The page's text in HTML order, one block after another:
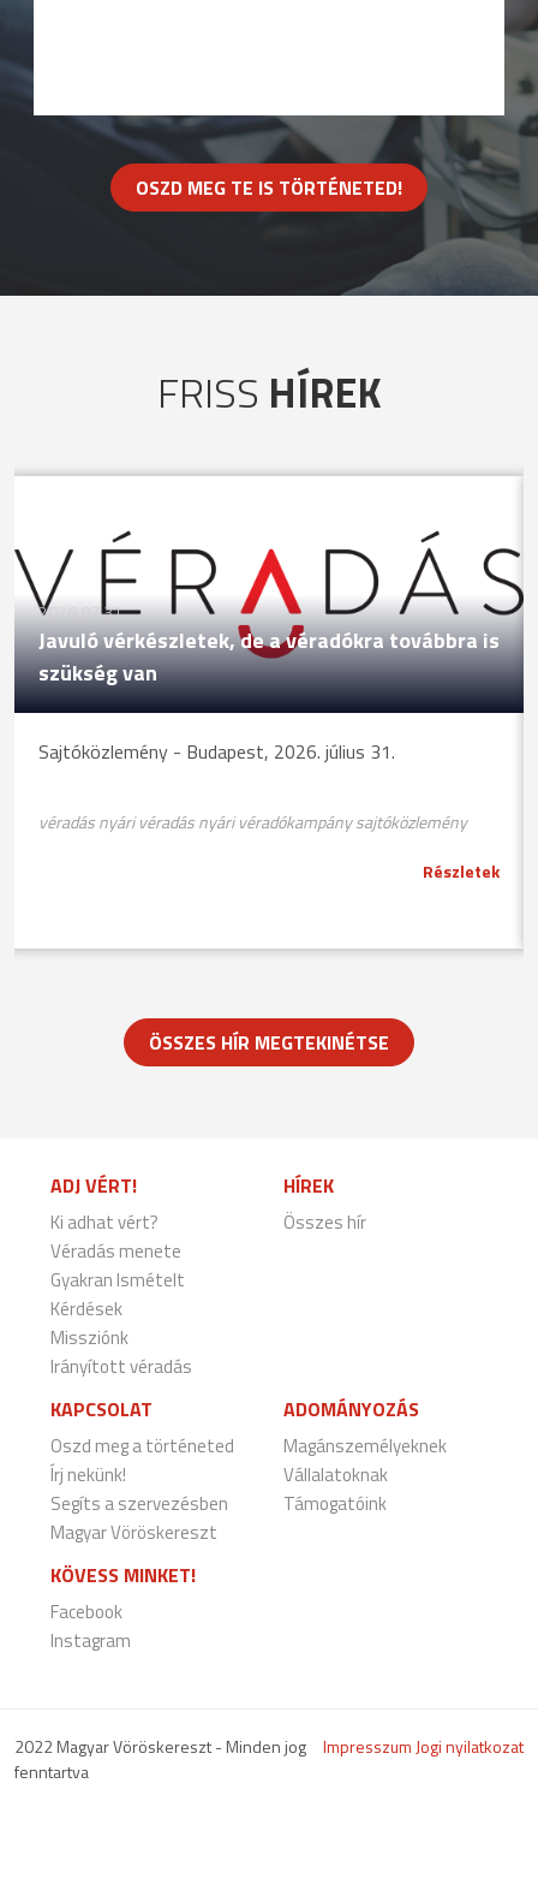
OSZD MEG TE IS TÖRTÉNETED!
FRISS HÍREK
2026.07.31
Javuló vérkészletek, de a véradókra továbbra is
szükség van
Sajtóközlemény - Budapest, 2026. július 31.
véradás nyári véradás nyári véradókampány sajtóközlemény
Részletek
ÖSSZES HÍR MEGTEKINÉTSE
ADJ VÉRT!
Ki adhat vért?
Véradás menete
Gyakran Ismételt
Kérdések
Missziónk
Irányított véradás
HÍREK
Összes hír
KAPCSOLAT
Oszd meg a történeted
Írj nekünk!
Segíts a szervezésben
Magyar Vöröskereszt
ADOMÁNYOZÁS
Magánszemélyeknek
Vállalatoknak
Támogatóink
KÖVESS MINKET!
Facebook
Instagram
Impresszum Jogi nyilatkozat
2022 Magyar Vöröskereszt - Minden jog
fenntartva